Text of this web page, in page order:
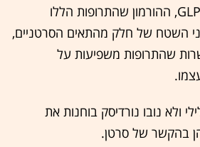
ישירה יותר: קולטני GLP-1, ההורמון שהתרופות הללו
השטח של חלק מהתאים הסרטניים,
שהתרופות משפיעות על
ולא נובו נורדיסק בוחנות את